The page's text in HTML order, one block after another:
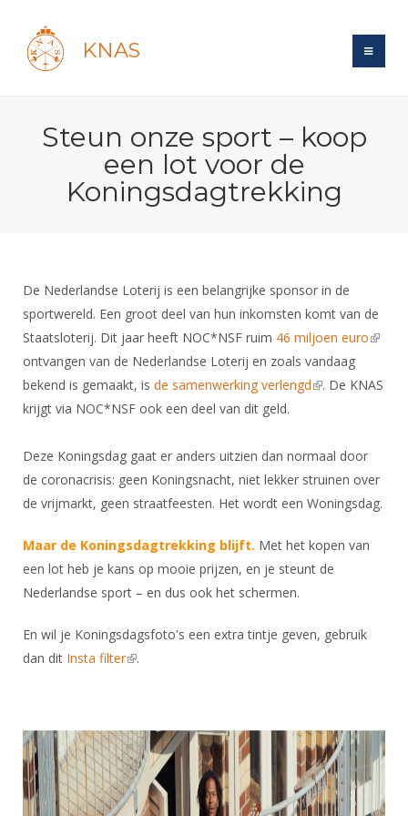
KNAS
Login
Recent posts
Forums
Maandelijks archief
Evenement
Website
Gebruiksvoorwaarden
Handleiding
Historie
Bond
Reglementen
Ledencijfers
Sponsors en Partners
Bestuur
Commissies
Leden van Verdiensten
Vacatures
Bondsbureau
Samenwerking
Formulieren
Recreatiesport
Veteranen
Lichtzwaardschermen
Wedstrijdsport
Reglementen
Schermpaspoort
Rolstoelschermen
Wedstrijdkalender
JPT
JEC
Veteranenwedstrijden
Nieuws
Oranje
DBT
SBT
Talentontwikkeling
Atletencommissie
Internationale aanmeldingen
Voor de jeugd
Spreekbeurtpakket
Ouders en vereniging
Jeugdkampen
Voor coaches en leraren
Nationale opleidingen
Internationale opleidingen
Leraar
Nieuws
Scheidsrechterslijst
Scheidsrechter Documentatie
Schermforum
Nieuws
Zoek Vereniging
Contact
Steun onze sport – koop
een lot voor de
Koningsdagtrekking
De Nederlandse Loterij is een belangrijke sponsor in de
sportwereld. Een groot deel van hun inkomsten komt van de
Staatsloterij. Dit jaar heeft NOC*NSF ruim 46 miljoen euro(link is
ontvangen van de Nederlandse Loterij en zoals vandaag
bekend is gemaakt, is de samenwerking verlengd(link is external)
. De KNAS
krijgt via NOC*NSF ook een deel van dit geld.
Deze Koningsdag gaat er anders uitzien dan normaal door
de coronacrisis: geen Koningsnacht, niet lekker struinen over
de vrijmarkt, geen straatfeesten. Het wordt een Woningsdag.
Maar de Koningsdagtrekking blijft. Met het kopen van
een lot heb je kans op mooie prijzen, en je steunt de
Nederlandse sport – en dus ook het schermen.
En wil je Koningsdagsfoto's een extra tintje geven, gebruik
dan dit Insta filter(link is external)
.